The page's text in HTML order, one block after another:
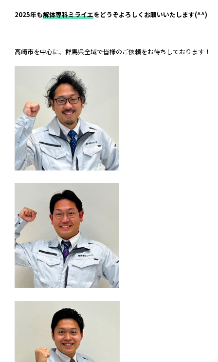
2025年も解体専科ミライエをどうぞよろしくお願いいたします(^^)
高崎市を中心に、群馬県全域で皆様のご依頼をお待ちしております！